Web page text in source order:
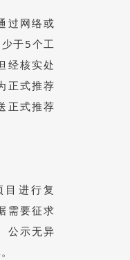
过网络或
于5个工
经核实处
正式推荐
正式推荐
进行复
需要征求
公示无异